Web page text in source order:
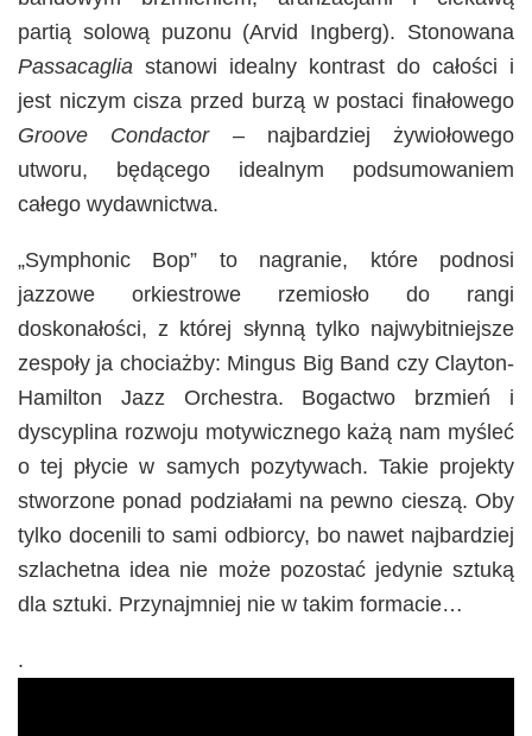
partią solową puzonu (Arvid Ingberg). Stonowana
Passacaglia stanowi idealny kontrast do całości i
jest niczym cisza przed burzą w postaci finałowego
Groove Condactor– najbardziej żywiołowego
utworu, będącego idealnym podsumowaniem
całego wydawnictwa.
„Symphonic Bop” to nagranie, które podnosi
jazzowe orkiestrowe rzemiosło do rangi
doskonałości, z której słynną tylko najwybitniejsze
zespoły ja chociażby: Mingus Big Band czy Clayton-
Hamilton Jazz Orchestra. Bogactwo brzmień i
dyscyplina rozwoju motywicznego każą nam myśleć
o tej płycie w samych pozytywach. Takie projekty
stworzone ponad podziałami na pewno cieszą. Oby
tylko docenili to sami odbiorcy, bo nawet najbardziej
szlachetna idea nie może pozostać jedynie sztuką
dla sztuki. Przynajmniej nie w takim formacie…
.